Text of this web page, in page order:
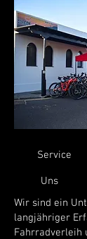
Service
Uns
Wir sind ein
langjähriger
Fahrradverleih